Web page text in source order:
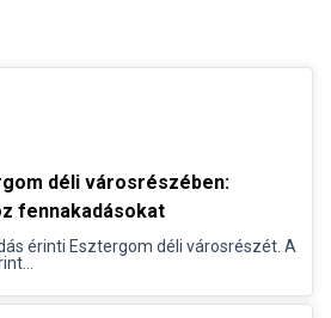
déli városrészében:
fennakadásokat
érinti Esztergom déli városrészét. A